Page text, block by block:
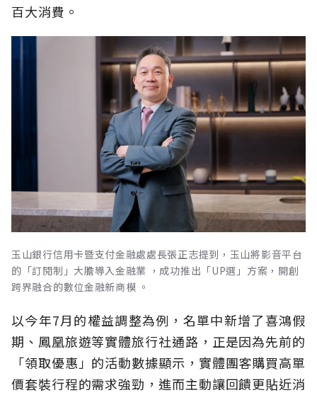
百大消費。
玉山銀行信用卡暨支付金融處處長張正志提到，玉山將影音平台
的「訂閱制」大膽導入金融業 ，成功推出「UP選」方案，開創
跨界融合的數位金融新商模 。
以今年7月的權益調整為例，名單中新增了喜鴻假
期、鳳凰旅遊等實體旅行社通路，正是因為先前的
「領取優惠」的活動數據顯示，實體團客購買高單
價套裝行程的需求強勁，進而主動讓回饋更貼近消